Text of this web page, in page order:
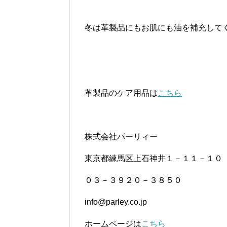
冬は革製品にもお肌にも油を補充して
革製品のケア用品はこちら
株式会社パーリィー
東京都練馬区上石神井１－１１－１０
０３－３９２０－３８５０
info@parley.co.jp
ホームページはこちら